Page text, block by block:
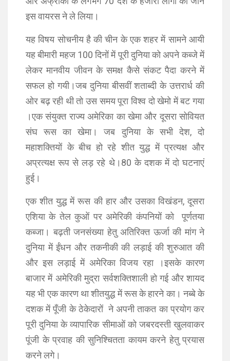
इस वायरस ने ले लिया।
यह विषय सोचनीय है की चीन के एक शहर में सामने आयी
यह बीमारी महज 100 दिनों में पूरी दुनिया को अपने कब्जे में
लेकर मानवीय जीवन के समक्ष कैसे संकट पैदा करने में
सफल हो गयी।जब दुनिया बीसवीं शताब्दी के उत्तरार्ध की
ओर बढ़ रही थी तो उस समय पूरा विश्व दो खेमो में बट गया
।एक संयुक्त राज्य अमेरिका का खेमा और दूसरा सोवियत
संघ रूस का खेमा। जब दुनिया के सभी देश, दो
महाशक्तियों के बीच हो रहे शीत युद्ध में प्रत्यक्ष और
अप्रत्यक्ष रूप से लड़ रहे थे।80 के दशक में दो घटनाएं
हुई।
एक शीत युद्ध में रूस की हार और उसका विखंडन, दूसरा
एशिया के तेल कुओं पर अमेरिकी कंपनियों को पूर्णतया
कब्जा। बढ़ती जनसंख्या हेतु अतिरिक्त ऊर्जा की मांग ने
दुनिया में ईंधन और तकनीकी की लड़ाई की शुरुआत की
और इस लड़ाई में अमेरिका विजय रहा ।इसके कारण
बाजार में अमेरिकी मुद्रा सर्वशक्तिशाली हो गई और शायद
यह भी एक कारण था शीतयुद्ध में रूस के हारने का। नब्बे के
दशक में पूँजी के ठेकेदारों ने अपनी ताकत का प्रयोग कर
पूरी दुनिया के व्यापारिक सीमाओं को जबरदस्ती खुलवाकर
पूंजी के प्रवाह की सुनिश्चितता कायम करने हेतु प्रयास
करने लगे।